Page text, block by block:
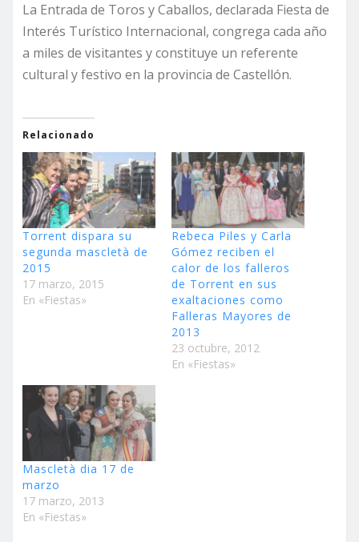
La Entrada de Toros y Caballos, declarada Fiesta de
Interés Turístico Internacional, congrega cada año
a miles de visitantes y constituye un referente
cultural y festivo en la provincia de Castellón.
Relacionado
Torrent dispara su
segunda mascletà de
2015
17 marzo, 2015
En «Fiestas»
Rebeca Piles y Carla
Gómez reciben el
calor de los falleros
de Torrent en sus
exaltaciones como
Falleras Mayores de
2013
23 octubre, 2012
En «Fiestas»
Mascletà dia 17 de
marzo
17 marzo, 2013
En «Fiestas»